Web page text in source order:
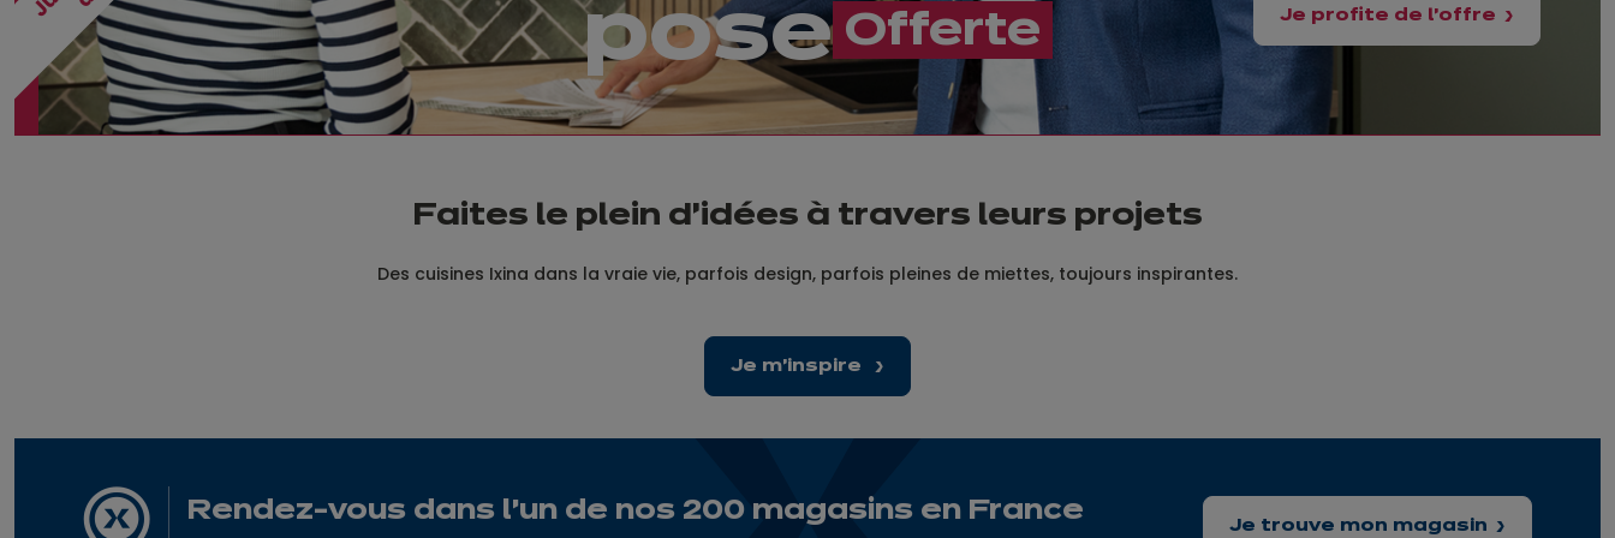
pose ​​Offerte Je profite de l'offre
Faites le plein d’idées à travers leurs projets
Des cuisines Ixina dans la vraie vie, parfois design, parfois pleines de miettes, toujours inspirantes.
Je m'inspire
Rendez-vous dans l'un de nos 200 magasins en France
Je trouve mon magasin